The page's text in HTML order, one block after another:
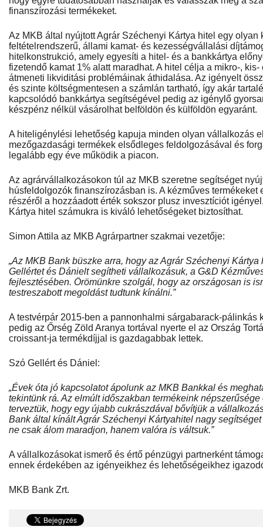
finanszírozási termékeket.
Az MKB által nyújtott Agrár Széchenyi Kártya hitel egy olyan
feltételrendszerű, állami kamat- és kezességvállalási
hitelkonstrukció, amely egyesíti a hitel- és a bankkártya
fizetendő kamat 1% alatt maradhat. A hitel célja a mikro-,
átmeneti likviditási problémáinak áthidalása. Az igényelt
és szinte költségmentesen a számlán tartható, így akár
kapcsolódó bankkártya segítségével pedig az igénylő
készpénz nélkül vásárolhat belföldön és külföldön egyaránt.
A hiteligénylési lehetőség kapuja minden olyan vállalkozás
mezőgazdasági termékek elsődleges feldolgozásával és
legalább egy éve működik a piacon.
Az agrárvállalkozásokon túl az MKB szeretne segítséget
húsfeldolgozók finanszírozásban is. A kézműves termékeket
részéről a hozzáadott érték sokszor plusz invesztíciót
Kártya hitel számukra is kiváló lehetőségeket biztosíthat.
Simon Attila az MKB Agrárpartner szakmai vezetője:
„Az MKB Bank büszke arra, hogy az Agrár Széchenyi
Gellértet és Dánielt segítheti vállalkozásuk, a G&D
fejlesztésében. Örömünkre szolgál, hogy az országosan is
testreszabott megoldást tudtunk kínálni.”
A testvérpár 2015-ben a pannonhalmi sárgabarack-pálinkás
pedig az Őrség Zöld Aranya tortával nyerte el az Ország
croissant-ja termékdíjjal is gazdagabbak lettek.
Szó Gellért és Dániel:
„Évek óta jó kapcsolatot ápolunk az MKB Bankkal és
tekintünk rá. Az elmúlt időszakban termékeink népszerűsége
terveztük, hogy egy újabb cukrászdával bővítjük a
Bank által kínált Agrár Széchenyi Kártyahitel nagy
ne csak álom maradjon, hanem valóra is váltsuk.”
A vállalkozásokat ismerő és értő pénzügyi partnerként
ennek érdekében az igényeikhez és lehetőségeikhez
MKB Bank Zrt.